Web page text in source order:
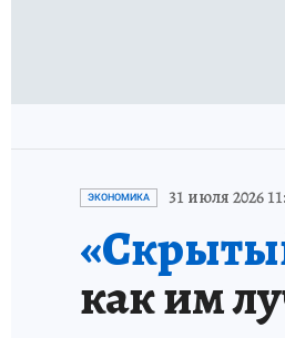
ЭКОНОМИКА 31 июля 2026
как им